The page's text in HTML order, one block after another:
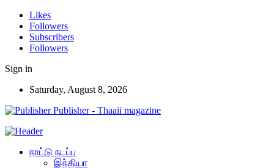
Likes
Followers
Subscribers
Followers
Sign in
Saturday, August 8, 2026
Publisher - Thaaii magazine
நாட்டு நடப்பு
இந்தியா